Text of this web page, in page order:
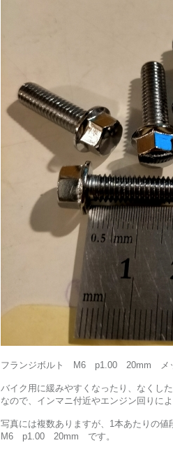
フランジボルト M6 p1.00 20mm メ
バイク用に緩みやすくなったり、なくし
なので、インマニ付近やエンジン回りに
写真には複数ありますが、1本あたりの値
M6 p1.00 20mm です。